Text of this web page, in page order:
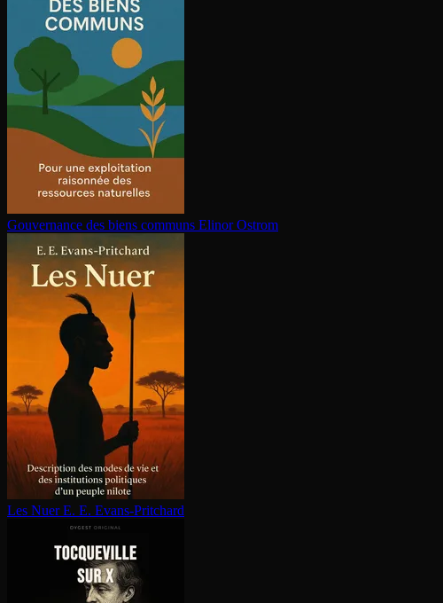
Gouvernance des biens communs Elinor Ostrom
Les Nuer E. E. Evans-Pritchard